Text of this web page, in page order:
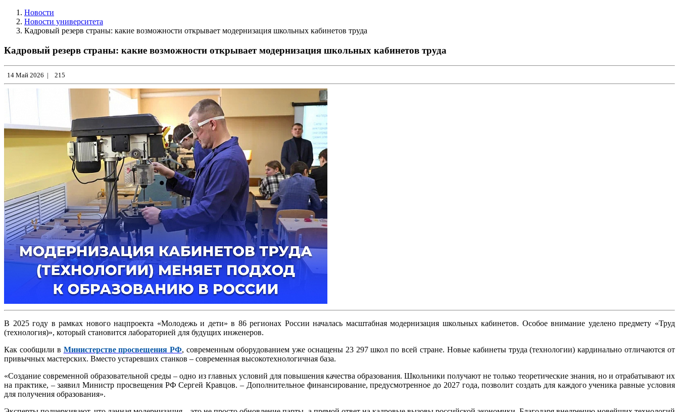
Новости
Новости университета
Кадровый резерв страны: какие возможности открывает модернизация школьных кабинетов труда
Кадровый резерв страны: какие возможности открывает модернизация школьных кабинетов труда
14 Май 2026 | 215
В 2025 году в рамках нового нацпроекта «Молодежь и дети» в 86 регионах России началась масштабная модернизация школьных кабинетов. Особое внимание уделено предмету «Труд
(технология)», который становится лабораторией для будущих инженеров.
Как сообщили в Министерстве просвещения РФ, современным оборудованием уже оснащены 23 297 школ по всей стране. Новые кабинеты труда (технологии) кардинально отличаются от
привычных мастерских. Вместо устаревших станков – современная высокотехнологичная база.
«Создание современной образовательной среды – одно из главных условий для повышения качества образования. Школьники получают не только теоретические знания, но и отрабатывают их
на практике, – заявил Министр просвещения РФ Сергей Кравцов. – Дополнительное финансирование, предусмотренное до 2027 года, позволит создать для каждого ученика равные условия
для получения образования».